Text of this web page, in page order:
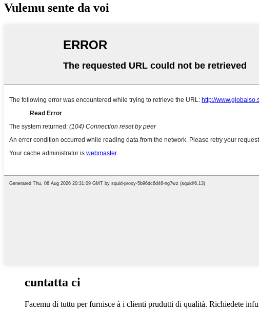
Vulemu sente da voi
cuntatta ci
Facemu di tuttu per furnisce à i clienti prudutti di qualità. Richiedete